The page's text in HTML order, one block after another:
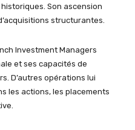
Son ascension
structurantes.
Investment Managers
et ses capacités de
D’autres opérations lui
les actions, les placements